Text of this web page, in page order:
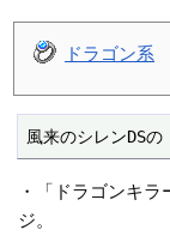
ドラゴン系
風来のシレンDSの
・「ドラゴンキ
ジ。